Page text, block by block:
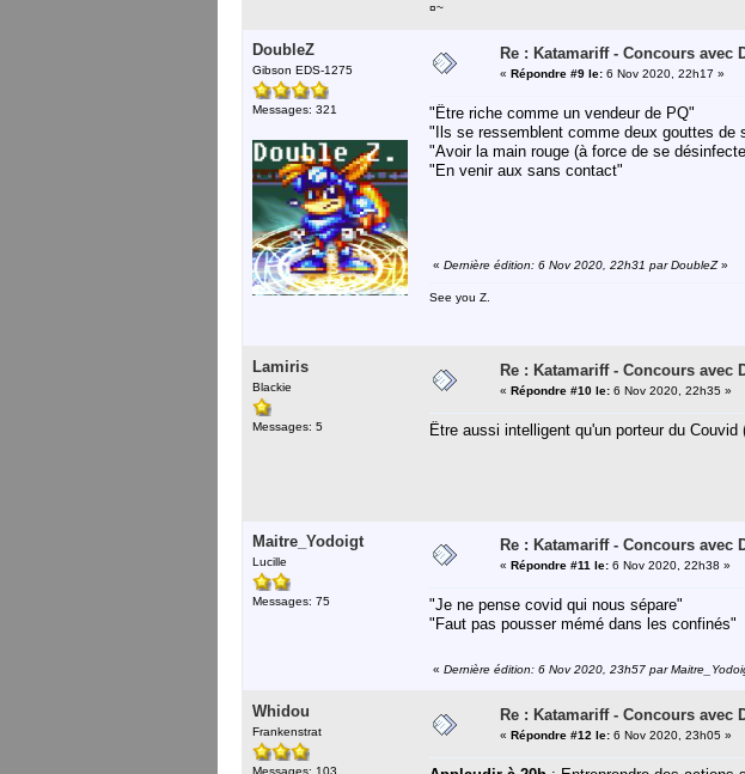
¤~
DoubleZ
Gibson EDS-1275
Messages: 321
Re : Katamariff - Concours avec
« Répondre #9 le: 6 Nov 2020, 22h17 »
"Être riche comme un vendeur de PQ"
"Ils se ressemblent comme deux gouttes de
"Avoir la main rouge (à force de se
"En venir aux sans contact"
« Dernière édition: 6 Nov 2020, 22h31 par DoubleZ»
See you Z.
Lamiris
Blackie
Messages: 5
Re : Katamariff - Concours avec
« Répondre #10 le: 6 Nov 2020, 22h35 »
Être aussi intelligent qu'un porteur du
Maitre_Yodoigt
Lucille
Messages: 75
Re : Katamariff - Concours avec
« Répondre #11 le: 6 Nov 2020, 22h38 »
"Je ne pense covid qui nous sépare"
"Faut pas pousser mémé dans les confinés"
« Dernière édition: 6 Nov 2020, 23h57 par
Whidou
Frankenstrat
Messages: 103
Re : Katamariff - Concours avec
« Répondre #12 le: 6 Nov 2020, 23h05 »